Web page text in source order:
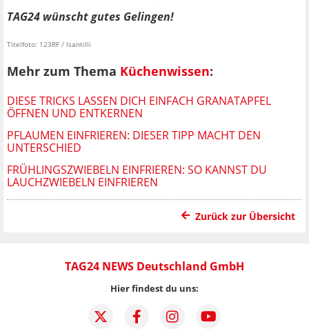
TAG24 wünscht gutes Gelingen!
Titelfoto: 123RF / lsantilli
Mehr zum Thema Küchenwissen:
DIESE TRICKS LASSEN DICH EINFACH GRANATAPFEL
ÖFFNEN UND ENTKERNEN
PFLAUMEN EINFRIEREN: DIESER TIPP MACHT DEN
UNTERSCHIED
FRÜHLINGSZWIEBELN EINFRIEREN: SO KANNST DU
LAUCHZWIEBELN EINFRIEREN
Zurück zur Übersicht
TAG24 NEWS Deutschland GmbH
Hier findest du uns: